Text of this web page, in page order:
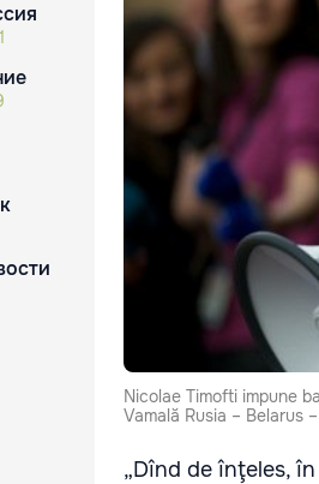
Nicolae Timofti impune
Vamală Rusia – Belarus
„Dînd de înţeles,